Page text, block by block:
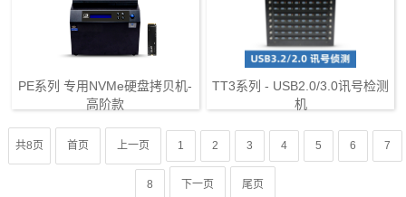
PE系列 专用NVMe硬盘拷贝机-
高阶款
TT3系列 - USB2.0/3.0讯号检测
机
共8页 首页 上一页 1 2 3 4 5 6 7
8 下一页 尾页